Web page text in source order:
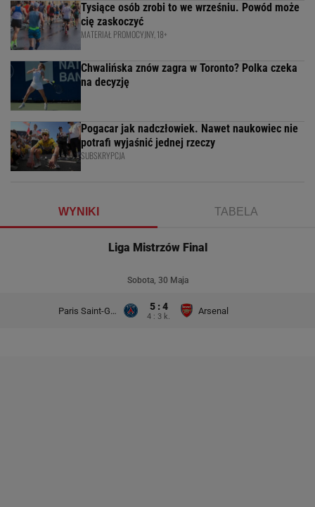
Tysiące osób zrobi to we wrześniu. Powód może
cię zaskoczyć
MATERIAŁ PROMOCYJNY, 18+
Chwalińska znów zagra w Toronto? Polka czeka
na decyzję
Pogacar jak nadczłowiek. Nawet naukowiec nie
potrafi wyjaśnić jednej rzeczy
SUBSKRYPCJA
WYNIKI TABELA
Liga Mistrzów Final
Sobota, 30 Maja
Paris Saint-Germain 5 : 4
4 : 3 k.
Arsenal